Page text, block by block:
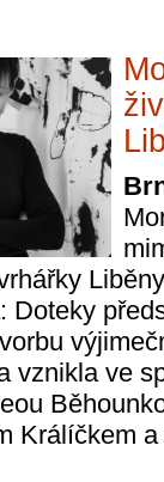
Doteky
vznikla ve
Králíčkem